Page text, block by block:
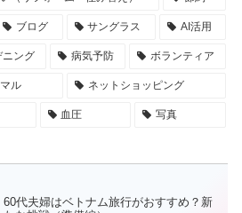
ブログ サングラス AI活用
ニング 病気予防 ボランティア
ル ネットショッピング
血圧 写真
60代夫婦はベトナム旅行がおすすめ？新